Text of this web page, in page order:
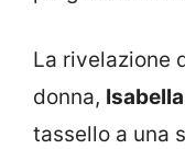
La rivelazione
donna, Isabella
tassello a una